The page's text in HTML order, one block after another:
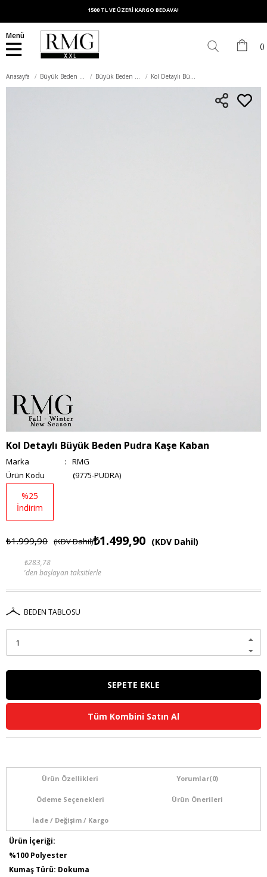
1500 TL VE ÜZERİ KARGO BEDAVA!
Menü
Anasayfa Büyük Beden Dış Giyim Büyük Beden Kaban Kol Detaylı Büyük Beden Pudra Kaşe Kaban
Kol Detaylı Büyük Beden Pudra Kaşe Kaban
Marka :
RMG
(9775-PUDRA)
%25
İndirim
₺1.999,90 (KDV Dahil)₺1.499,90 (KDV Dahil)
₺283,78
'den başlayan taksitlerle
BEDEN TABLOSU
Tüm Kombini Satın Al
Ürün Özellikleri Yorumlar(0)
Ödeme Seçenekleri Ürün Önerileri
İade / Değişim / Kargo
Ürün İçeriği:
%100 Polyester
Kumaş Türü: Dokuma